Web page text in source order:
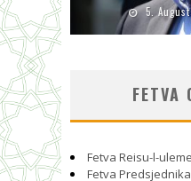
5.
FETVA
Fetva Reisu-l-uleme
Fetva